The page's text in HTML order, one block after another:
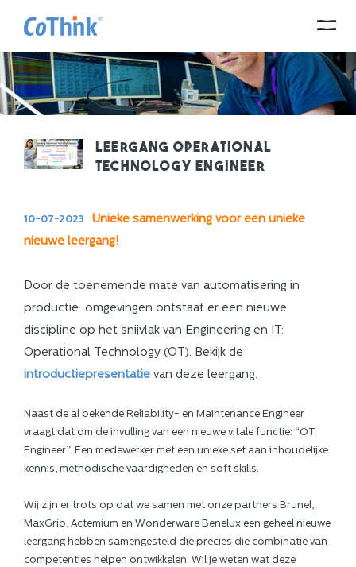
Leergang Operational
Technology Engineer
10-07-2023
Unieke samenwerking voor een unieke
nieuwe leergang!
Door de toenemende mate van automatisering in
productie-omgevingen ontstaat er een nieuwe
discipline op het snijvlak van Engineering en IT:
Operational Technology (OT). Bekijk de
introductiepresentatie van deze leergang.
Naast de al bekende Reliability- en Maintenance Engineer
vraagt dat om de invulling van een nieuwe vitale functie: “OT
Engineer”. Een medewerker met een unieke set aan inhoudelijke
kennis, methodische vaardigheden en soft skills.
Wij zijn er trots op dat we samen met onze partners Brunel,
MaxGrip, Actemium en Wonderware Benelux een geheel nieuwe
leergang hebben samengesteld die precies die combinatie van
competenties helpen ontwikkelen. Wil je weten wat deze